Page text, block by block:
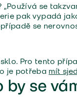
se
pak vypadá
se
Pro tento
je potřeba mít
by se